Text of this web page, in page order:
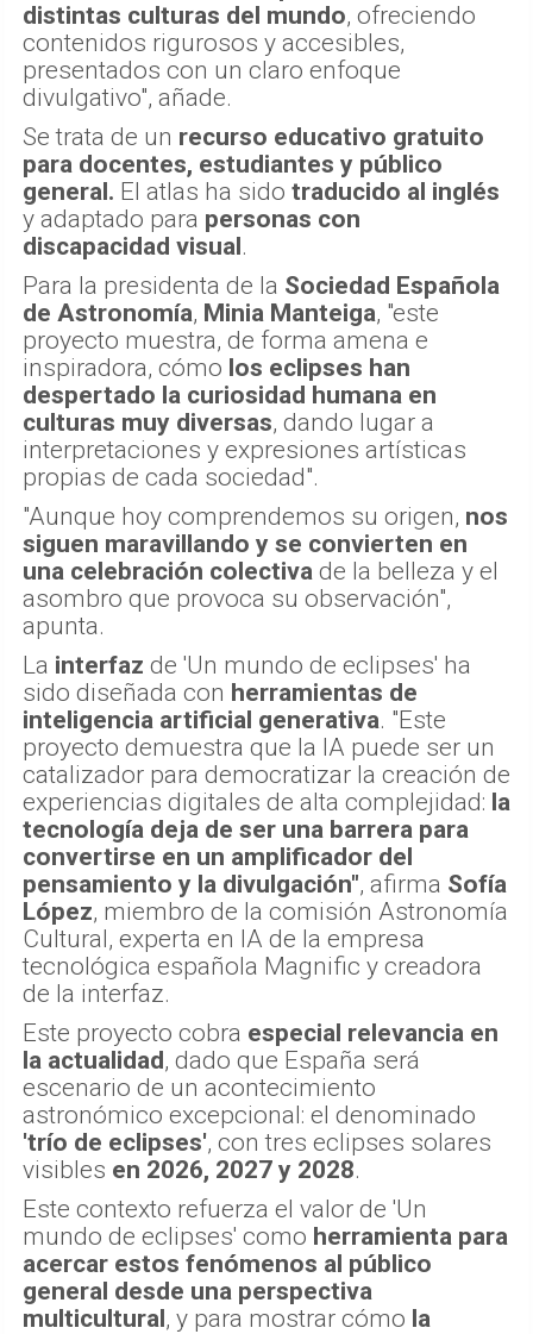
distintas culturas del mundo, ofreciendo
contenidos rigurosos y accesibles,
presentados con un claro enfoque
divulgativo", añade.
Se trata de un recurso educativo gratuito
para docentes, estudiantes y público
general. El atlas ha sido traducido al inglés
y adaptado para personas con
discapacidad visual.
Para la presidenta de la Sociedad Española
de Astronomía, Minia Manteiga, "este
proyecto muestra, de forma amena e
inspiradora, cómo los eclipses han
despertado la curiosidad humana en
culturas muy diversas, dando lugar a
interpretaciones y expresiones artísticas
propias de cada sociedad".
"Aunque hoy comprendemos su origen, nos
siguen maravillando y se convierten en
una celebración colectiva de la belleza y el
asombro que provoca su observación",
apunta.
La interfaz de 'Un mundo de eclipses' ha
sido diseñada con herramientas de
inteligencia artificial generativa. "Este
proyecto demuestra que la IA puede ser un
catalizador para democratizar la creación de
experiencias digitales de alta complejidad: la
tecnología deja de ser una barrera para
convertirse en un amplificador del
pensamiento y la divulgación", afirma Sofía
López, miembro de la comisión Astronomía
Cultural, experta en IA de la empresa
tecnológica española Magnific y creadora
de la interfaz.
Este proyecto cobra especial relevancia en
la actualidad, dado que España será
escenario de un acontecimiento
astronómico excepcional: el denominado
'trío de eclipses', con tres eclipses solares
visibles en 2026, 2027 y 2028.
Este contexto refuerza el valor de 'Un
mundo de eclipses' como herramienta para
acercar estos fenómenos al público
general desde una perspectiva
multicultural, y para mostrar cómo la